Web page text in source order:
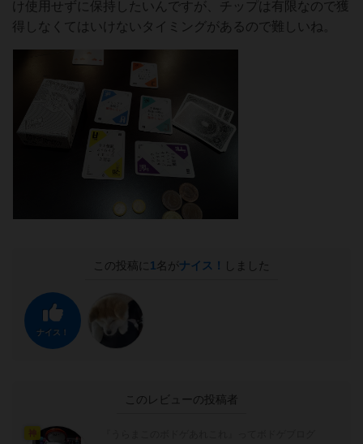
け使用せずに保持したいんですが、チップは有限なので獲
得しなくてはいけないタイミングがあるので難しいね。
この投稿に 1 名がナイス！ しました
ナイス！
このレビューの投稿者